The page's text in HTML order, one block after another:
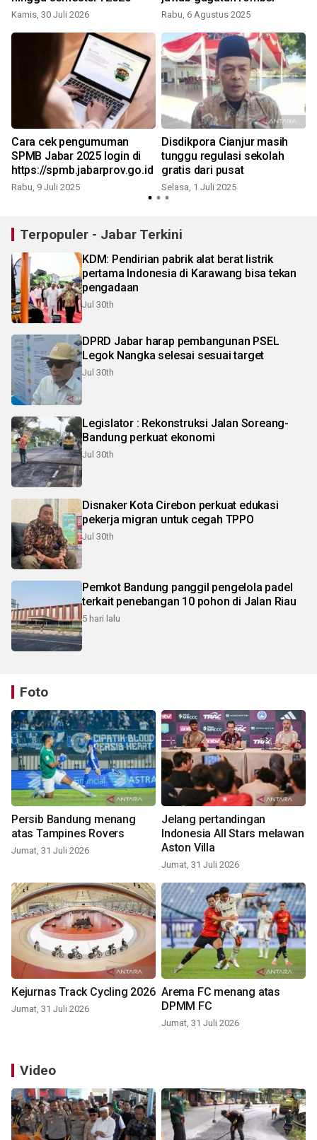
Kamis, 30 Juli 2026 Rabu, 6 Agustus 2025
Cara cek pengumuman
SPMB Jabar 2025 login di
https://spmb.jabarprov.go.id
Rabu, 9 Juli 2025
Disdikpora Cianjur masih
tunggu regulasi sekolah
gratis dari pusat
Selasa, 1 Juli 2025
Terpopuler - Jabar Terkini
KDM: Pendirian pabrik alat berat listrik
pertama Indonesia di Karawang bisa tekan
pengadaan
Jul 30th
DPRD Jabar harap pembangunan PSEL
Legok Nangka selesai sesuai target
Jul 30th
Legislator : Rekonstruksi Jalan Soreang-
Bandung perkuat ekonomi
Jul 30th
Disnaker Kota Cirebon perkuat edukasi
pekerja migran untuk cegah TPPO
Jul 30th
Pemkot Bandung panggil pengelola padel
terkait penebangan 10 pohon di Jalan Riau
5 hari lalu
Foto
Persib Bandung menang
atas Tampines Rovers
Jumat, 31 Juli 2026
Jelang pertandingan
Indonesia All Stars melawan
Aston Villa
Jumat, 31 Juli 2026
Kejurnas Track Cycling 2026
Jumat, 31 Juli 2026
Arema FC menang atas
DPMM FC
Jumat, 31 Juli 2026
Video